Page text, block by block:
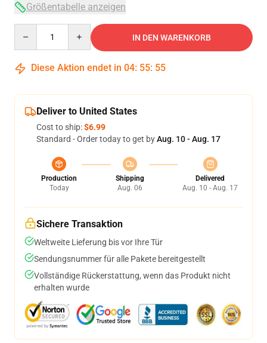
Größentabelle anzeigen
IN DEN WARENKORB
Diese Aktion endet in 04: 55: 54
Deliver to United States
Cost to ship:$6.99
Standard - Order today to get byAug. 10 - Aug. 17
Production
Today
Shipping
Aug. 06
Delivered
Aug. 10 - Aug. 17
Sichere Transaktion
Weltweite Lieferung bis vor Ihre Tür
Sendungsnummer für alle Pakete bereitgestellt
Vollständige Rückerstattung, wenn das Produkt nicht
erhalten wurde